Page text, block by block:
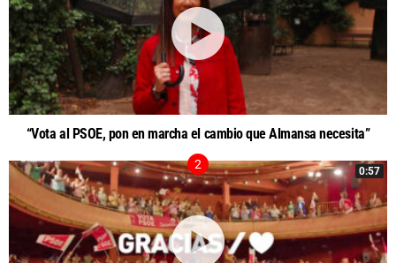
“Vota al PSOE, pon en marcha el cambio que Almansa necesita”
0:57